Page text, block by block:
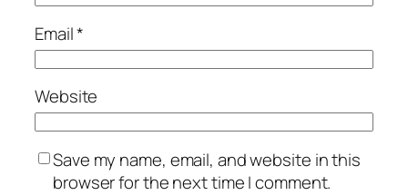
Email*
Website
Save my name, email, and website in this
browser for the next time I comment.